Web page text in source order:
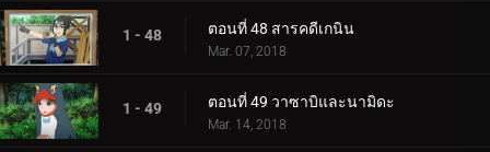
1 - 48 ตอนที่ 48 สารคดีเกนิน
Mar. 07, 2018
1 - 49 ตอนที่ 49 วาซาบิและนามิดะ
Mar. 14, 2018